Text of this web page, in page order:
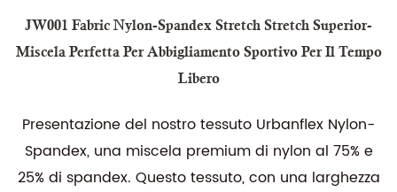
JW001 Fabric Nylon-Spandex Stretch Stretch Superior-
Miscela Perfetta Per Abbigliamento Sportivo Per Il Tempo
Libero
Presentazione del nostro tessuto Urbanflex Nylon-
Spandex, una miscela premium di nylon al 75% e
25% di spandex. Questo tessuto, con una larghezza